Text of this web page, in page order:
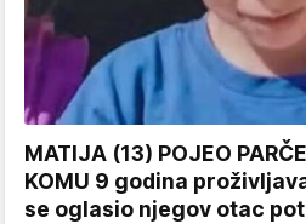
MATIJA (13) POJEO
KOMU 9 godina
se oglasio njegov otac